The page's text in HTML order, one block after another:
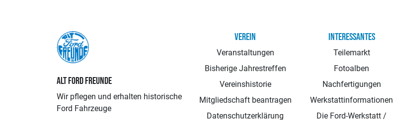
ALT FORD FREUNDE
Wir pflegen und erhalten historische
Ford Fahrzeuge
VEREIN
Veranstaltungen
Bisherige Jahrestreffen
Vereinshistorie
Mitgliedschaft beantragen
Datenschutzerklärung
INTERESSANTES
Teilemarkt
Fotoalben
Nachfertigungen
Werkstattinformationen
Die Ford-Werkstatt /